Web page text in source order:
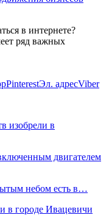
в интернете?
ряд важных
PinterestЭл. адресViber
изобрели в
двигателем
небом есть в…
в городе Ивацевичи